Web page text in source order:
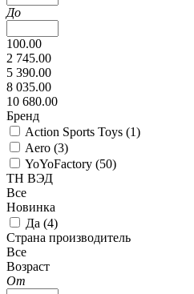
До
100.00
2 745.00
5 390.00
8 035.00
10 680.00
Бренд
Action Sports Toys (1)
Aero (3)
YoYoFactory (50)
ТН ВЭД
Все
Новинка
Да (4)
Страна производитель
Все
Возраст
От